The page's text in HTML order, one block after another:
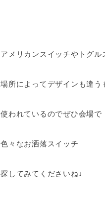
アメリカンスイッチやトグル
場所によってデザインも違う
使われているのでぜひ会場で
色々なお洒落スイッチ
探してみてくださいね♩